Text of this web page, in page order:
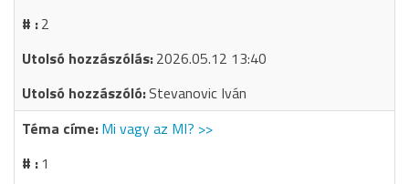
2
2026.05.12 13:40
Stevanovic Iván
Mi vagy az MI? >>
1